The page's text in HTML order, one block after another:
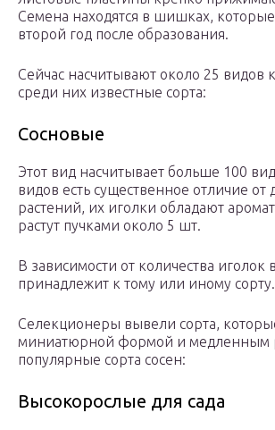
Семена находятся в шишках,
второй год после образования.
Сейчас насчитывают около 25 видов
среди них известные сорта:
Сосновые
Этот вид насчитывает больше 100
видов есть существенное отличие от
растений, их иголки обладают
растут пучками около 5 шт.
В зависимости от количества иголок
принадлежит к тому или иному сорту.
Селекционеры вывели сорта,
миниатюрной формой и медленным
популярные сорта сосен:
Высокорослые для сада